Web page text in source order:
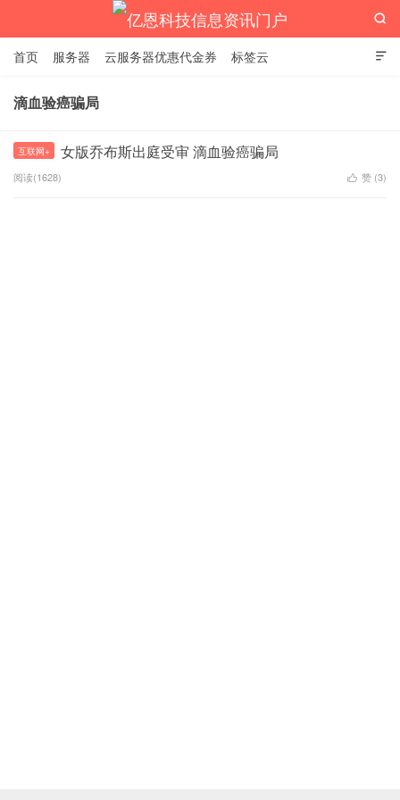
亿恩科技信息资讯门户

首页 服务器 云服务器优惠代金券 标签云

滴血验癌骗局
互联网+ 女版乔布斯出庭受审 滴血验癌骗局
阅读(1628)  赞 (3)